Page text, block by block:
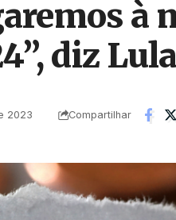
à
diz Lula
2023 Compartilhar